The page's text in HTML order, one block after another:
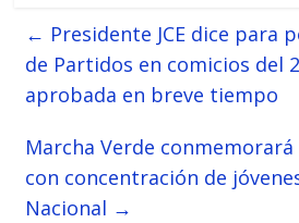
← Presidente JCE dice para
de Partidos en comicios del
aprobada en breve tiempo
Marcha Verde
con concentración de
Nacional →